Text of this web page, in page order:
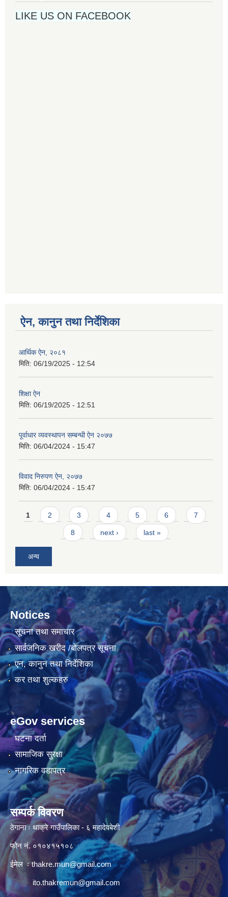
LIKE US ON FACEBOOK
ऐन, कानुन तथा निर्देशिका
आर्थिक ऐन, २०८१
मिति: 06/19/2025 - 12:54
शिक्षा ऐन
मिति: 06/19/2025 - 12:51
पूर्वाधार व्यवस्थापन सम्बन्धी ऐन २०७७
मिति: 06/04/2024 - 15:47
विवाद निरुपण ऐन, २०७७
मिति: 06/04/2024 - 15:47
Pages
1 2 3 4 5 6 7
8 next › last »
अन्य
Notices
सूचना तथा समाचार
सार्वजनिक खरीद /बोलपत्र सूचना
एन, कानुन तथा निर्देशिका
कर तथा शुल्कहरु
eGov services
घटना दर्ता
सामाजिक सुरक्षा
नागरिक वडापत्र
सम्पर्क विवरण
ठेगाना ः थाक्रे गाउँपालिका - ६ महादेवबेशी
फोन नं. ०१०४१५१०८
ईमेल ःthakre.mun@gmail.com
ito.thakremun@gmail.com